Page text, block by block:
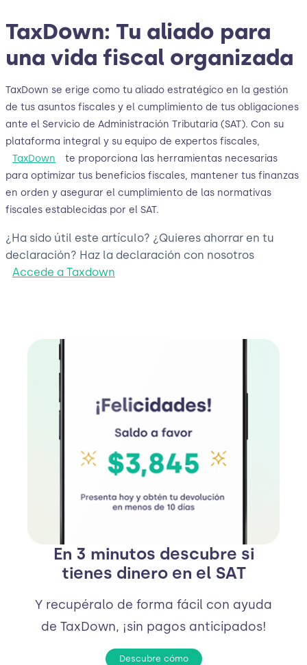
TaxDown: Tu aliado para
una vida fiscal organizada
TaxDown se erige como tu aliado estratégico en la gestión
de tus asuntos fiscales y el cumplimiento de tus obligaciones
ante el Servicio de Administración Tributaria (SAT). Con su
plataforma integral y su equipo de expertos fiscales,
TaxDown
te proporciona las herramientas necesarias
para optimizar tus beneficios fiscales, mantener tus finanzas
en orden y asegurar el cumplimiento de las normativas
fiscales establecidas por el SAT.
¿Ha sido útil este artículo? ¿Quieres ahorrar en tu
declaración? Haz la declaración con nosotros
Accede a Taxdown
En 3 minutos descubre si
tienes dinero en el SAT
Y recupéralo de forma fácil con ayuda
de TaxDown, ¡sin pagos anticipados!
Descubre cómo